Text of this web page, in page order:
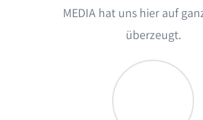
MEDIA hat uns hier auf
überzeugt.